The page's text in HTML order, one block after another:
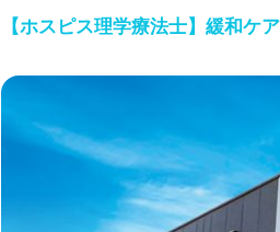
【ホスピス理学療法士】緩和ケ